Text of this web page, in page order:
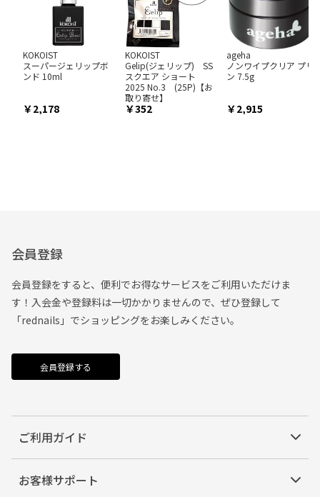
KOKOIST
スーパージェリップボ
ンド 10ml
2,178
KOKOIST
Gelip(ジェリップ) SS
スクエア ショート
2025 No.3 (25P)【お
取り寄せ】
352
ageha
ノンワイプクリア プリ
ン 7.5g
2,915
会員登録
会員登録をすると、便利でお得なサービスをご利用いただけま
す！入会金や登録料は一切かかりませんので、ぜひ登録して
「rednails」でショッピングをお楽しみください。
会員登録する
ご利用ガイド
お客様サポート